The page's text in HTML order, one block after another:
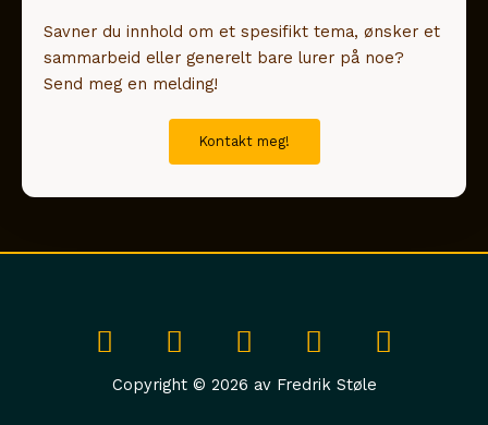
Savner du innhold om et spesifikt tema, ønsker et
sammarbeid eller generelt bare lurer på noe?
Send meg en melding!
Kontakt meg!
I
n
s
Y
o
u
L
i
n
S
p
o
A
p
Copyright © 2026 av Fredrik Støle